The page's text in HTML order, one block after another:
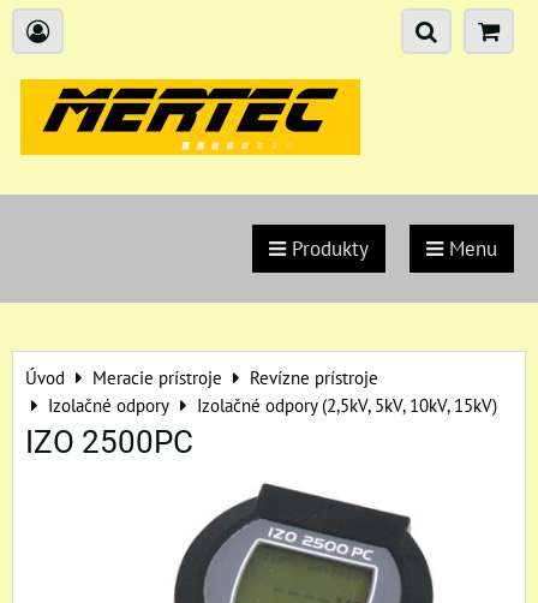
Produkty Menu
Úvod Meracie prístroje
Revízne prístroje
Izolačné odpory
Izolačné odpory (2,5kV, 5kV, 10kV, 15kV)
IZO 2500PC